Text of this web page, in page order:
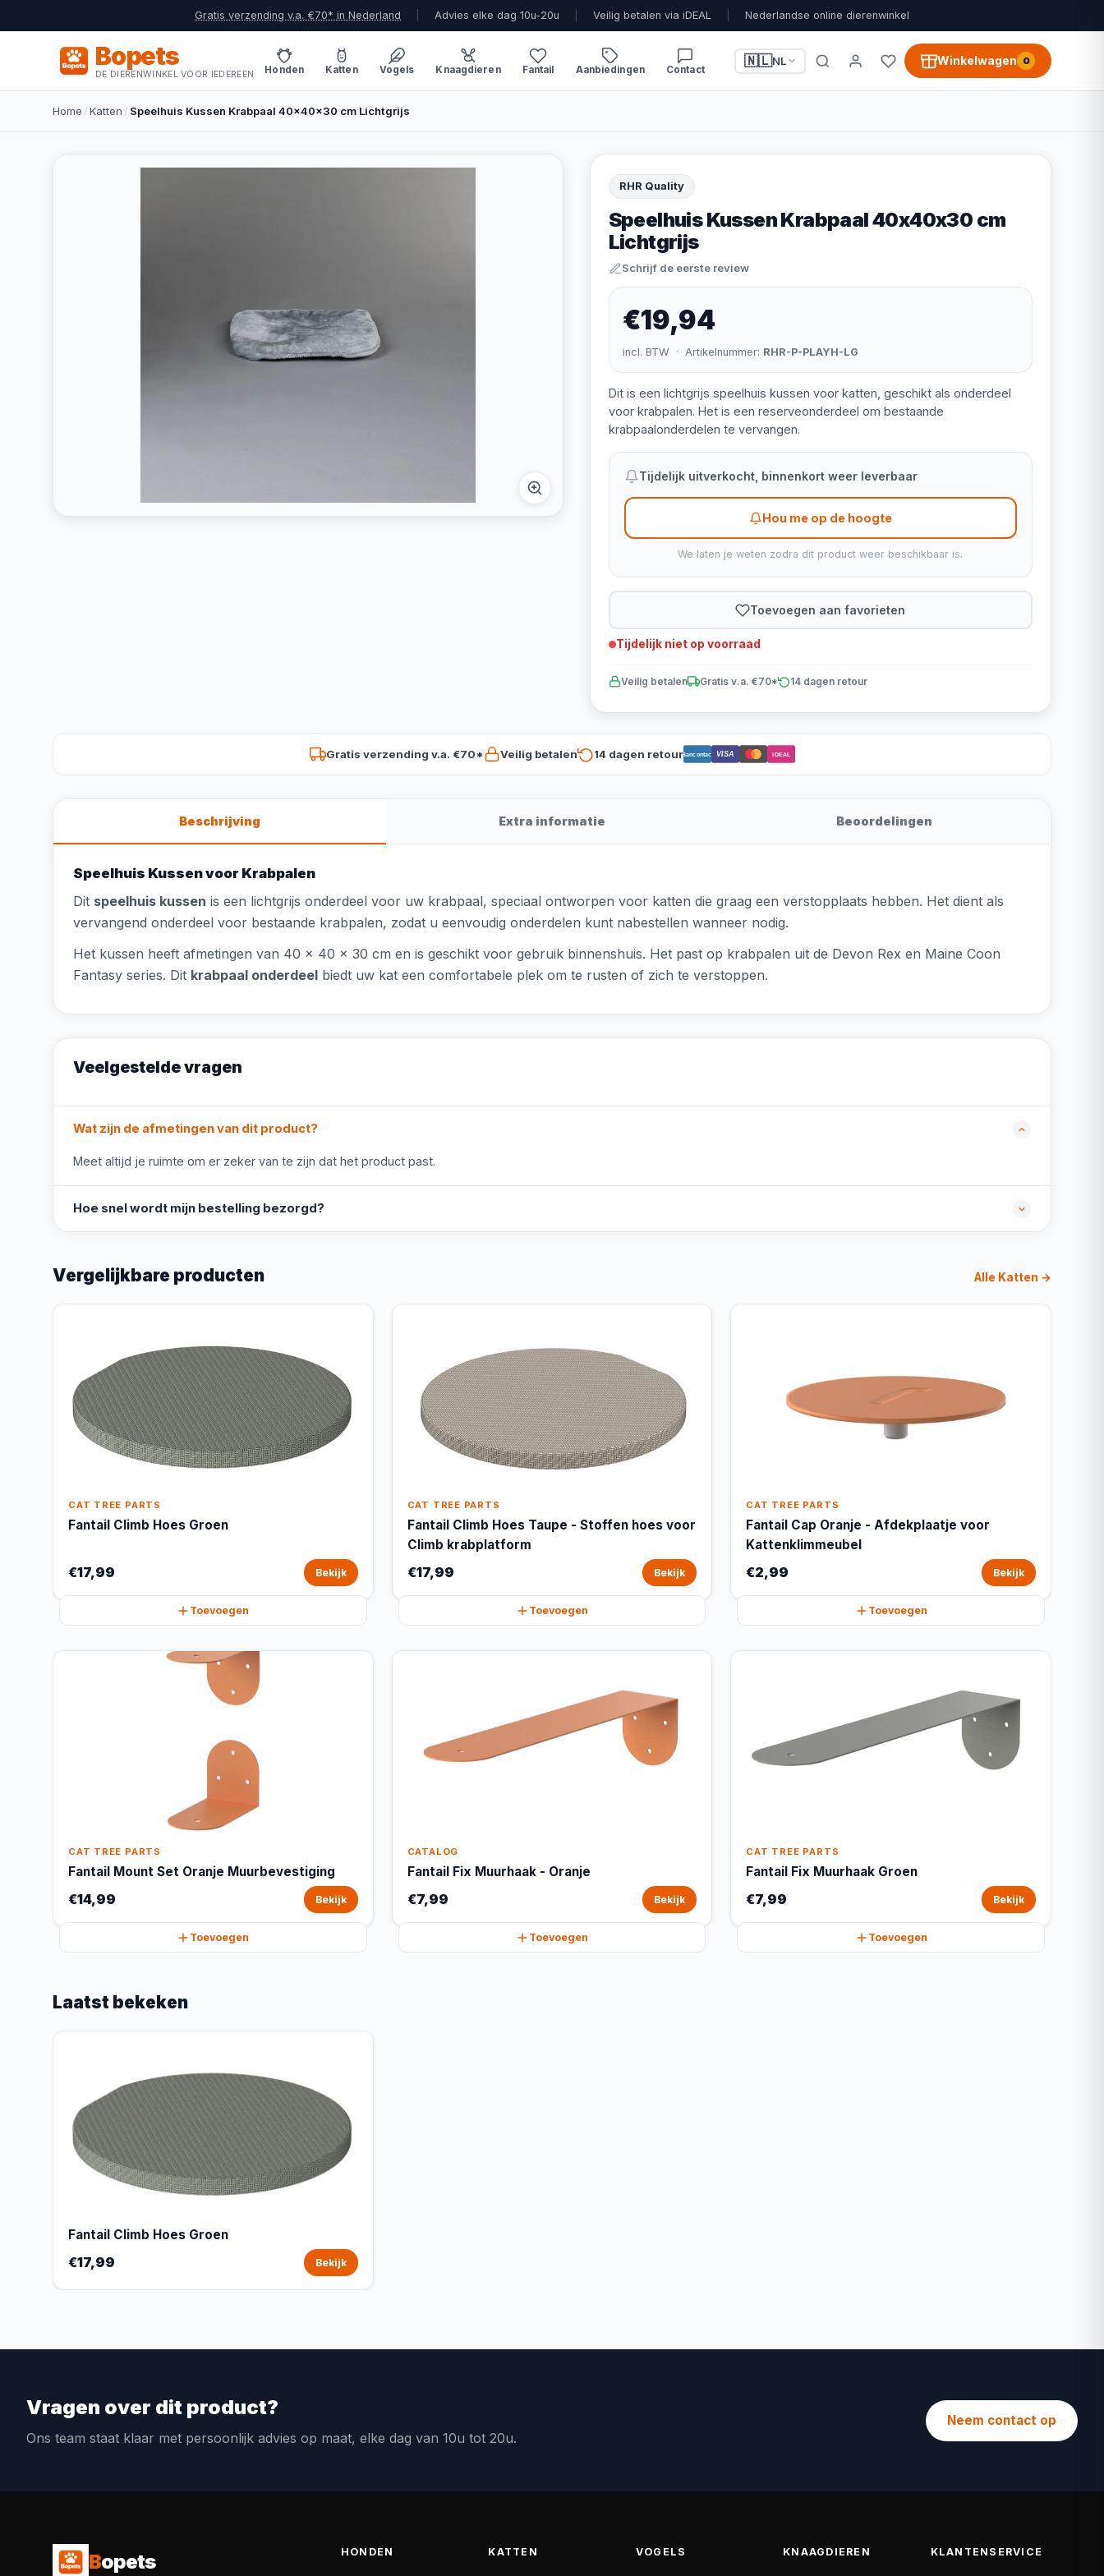
Gratis verzending v.a. €70* in Nederland Advies elke dag 10u-20u Veilig betalen via iDEAL Nederlandse online dierenwinkel
Bopets
DE DIERENWINKEL VOOR IEDEREEN Honden Katten Vogels Knaagdieren Fantail Aanbiedingen Contact
🇳🇱NL Winkelwagen 0
Home /Katten / Speelhuis Kussen Krabpaal 40x40x30 cm Lichtgrijs
RHR Quality
Speelhuis Kussen Krabpaal 40x40x30 cm
Lichtgrijs
Schrijf de eerste review
€19,94
incl. BTW · Artikelnummer: RHR-P-PLAYH-LG
Dit is een lichtgrijs speelhuis kussen voor katten, geschikt als onderdeel
voor krabpalen. Het is een reserveonderdeel om bestaande
krabpaalonderdelen te vervangen.
Tijdelijk uitverkocht, binnenkort weer leverbaar
Hou me op de hoogte
We laten je weten zodra dit product weer beschikbaar is.
Toevoegen aan favorieten
Tijdelijk niet op voorraad
Veilig betalen Gratis v.a. €70* 14 dagen retour
Gratis verzending v.a. €70* Veilig betalen 14 dagen retourBancontact VISA iDEAL
Beschrijving Extra informatie Beoordelingen
Speelhuis Kussen voor Krabpalen
Dit speelhuis kussen is een lichtgrijs onderdeel voor uw krabpaal, speciaal ontworpen voor katten die graag een verstopplaats hebben. Het dient als
vervangend onderdeel voor bestaande krabpalen, zodat u eenvoudig onderdelen kunt nabestellen wanneer nodig.
Het kussen heeft afmetingen van 40 x 40 x 30 cm en is geschikt voor gebruik binnenshuis. Het past op krabpalen uit de Devon Rex en Maine Coon
Fantasy series. Dit krabpaal onderdeel biedt uw kat een comfortabele plek om te rusten of zich te verstoppen.
Veelgestelde vragen
Wat zijn de afmetingen van dit product?
Meet altijd je ruimte om er zeker van te zijn dat het product past.
Hoe snel wordt mijn bestelling bezorgd?
Vergelijkbare producten Alle Katten →
CAT TREE PARTS
Fantail Climb Hoes Groen
€17,99 Bekijk
Toevoegen
CAT TREE PARTS
Fantail Climb Hoes Taupe - Stoffen hoes voor
Climb krabplatform
€17,99 Bekijk
Toevoegen
CAT TREE PARTS
Fantail Cap Oranje - Afdekplaatje voor
Kattenklimmeubel
€2,99 Bekijk
Toevoegen
CAT TREE PARTS
Fantail Mount Set Oranje Muurbevestiging
€14,99 Bekijk
Toevoegen
CATALOG
Fantail Fix Muurhaak - Oranje
€7,99 Bekijk
Toevoegen
CAT TREE PARTS
Fantail Fix Muurhaak Groen
€7,99 Bekijk
Toevoegen
Laatst bekeken
Fantail Climb Hoes Groen
€17,99 Bekijk
Vragen over dit product?
Ons team staat klaar met persoonlijk advies op maat, elke dag van 10u tot 20u.
Neem contact op
Bopets HONDEN KATTEN VOGELS KNAAGDIEREN KLANTENSERVICE